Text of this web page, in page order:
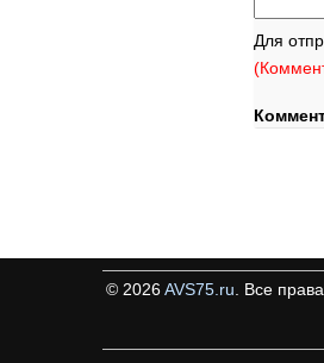
Для
© 2026AVS75.ru . Все